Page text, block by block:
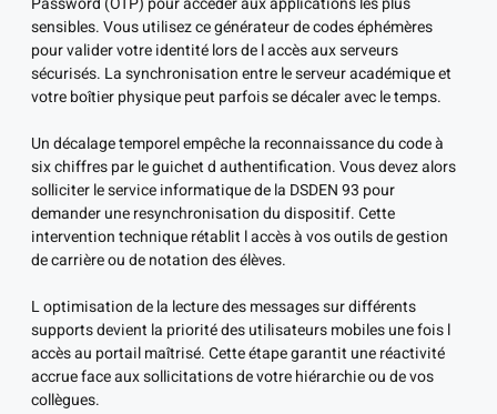
sensibles. Vous utilisez ce générateur de codes éphémères
pour valider votre identité lors de l accès aux serveurs
sécurisés. La synchronisation entre le serveur académique et
votre boîtier physique peut parfois se décaler avec le temps.
Un décalage temporel empêche la reconnaissance du code à
six chiffres par le guichet d authentification. Vous devez alors
solliciter le service informatique de la DSDEN 93 pour
demander une resynchronisation du dispositif. Cette
intervention technique rétablit l accès à vos outils de gestion
de carrière ou de notation des élèves.
L optimisation de la lecture des messages sur différents
supports devient la priorité des utilisateurs mobiles une fois l
accès au portail maîtrisé. Cette étape garantit une réactivité
accrue face aux sollicitations de votre hiérarchie ou de vos
collègues.